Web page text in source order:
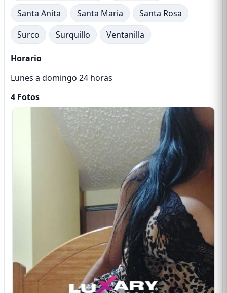
Santa Anita
Santa Maria
Santa Rosa
Surco
Surquillo Ventanilla
Horario
Lunes a domingo 24 horas
4 Fotos